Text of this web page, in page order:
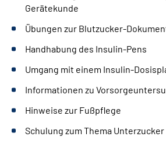
Gerätekunde
Übungen zur Blutzucker-
Handhabung des Insulin-Pens
Umgang mit einem Insulin-
Informationen zu
Hinweise zur Fußpflege
Schulung zum Thema Unterzucker